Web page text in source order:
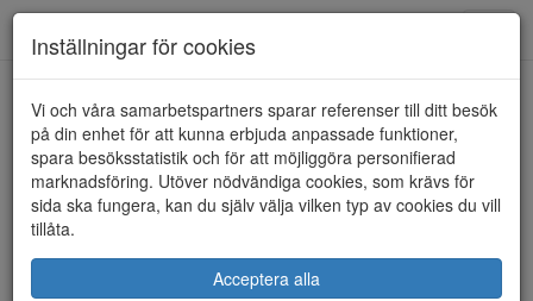
HEM RIEKER
Inställningar för cookies
Vi och våra samarbetspartners sparar referenser till ditt besök
på din enhet för att kunna erbjuda anpassade funktioner,
spara besöksstatistik och för att möjliggöra personifierad
marknadsföring. Utöver nödvändiga cookies, som krävs för
sida ska fungera, kan du själv välja vilken typ av cookies du vill
tillåta.
Acceptera alla